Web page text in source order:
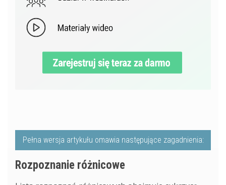
Pełna wersja artykułu omawia następujące zagadnienia:
Rozpoznanie różnicowe